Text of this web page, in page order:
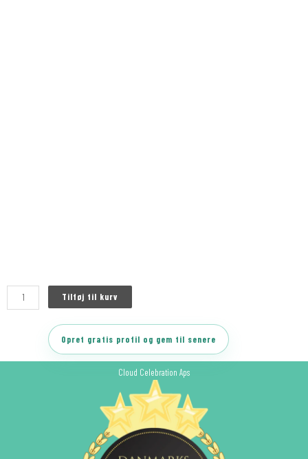
Tilføj til kurv
Opret gratis profil og gem til senere
Cloud Celebration Aps